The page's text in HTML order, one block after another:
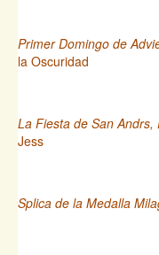
Primer Domingo de
la Oscuridad
La Fiesta de San Andrs,
Jess
Splica de la Medalla